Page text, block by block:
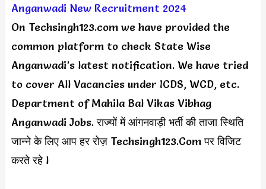
Anganwadi New Recruitment 2024
On Techsingh123.com we have provided the
common platform to check State Wise
Anganwadi’s latest notification. We have tried
to cover All Vacancies under ICDS, WCD, etc.
Department of Mahila Bal Vikas Vibhag
Anganwadi Jobs. राज्यों में आंगनवाड़ी भर्ती की ताजा स्थिति
जान्ने के लिए आप हर रोज़ Techsingh123.Com पर विजिट
करते रहे l